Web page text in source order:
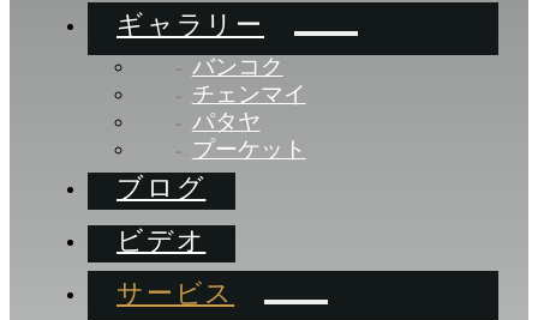
ギャラリー
バンコク
チェンマイ
パタヤ
プーケット
ブログ
ビデオ
サービス